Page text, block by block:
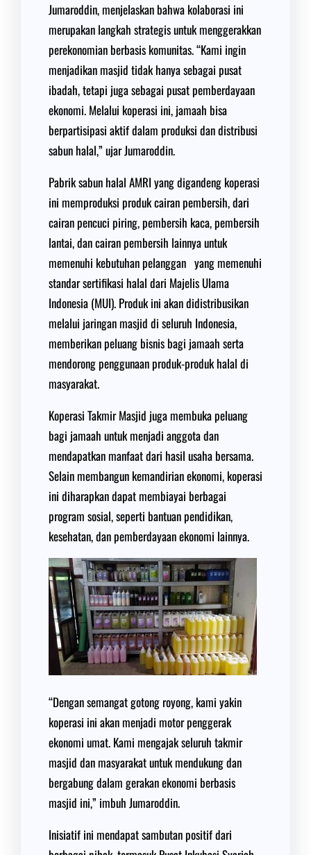
Jumaroddin, menjelaskan bahwa kolaborasi ini
merupakan langkah strategis untuk menggerakkan
perekonomian berbasis komunitas. “Kami ingin
menjadikan masjid tidak hanya sebagai pusat
ibadah, tetapi juga sebagai pusat pemberdayaan
ekonomi. Melalui koperasi ini, jamaah bisa
berpartisipasi aktif dalam produksi dan distribusi
sabun halal,” ujar Jumaroddin.
Pabrik sabun halal AMRI yang digandeng koperasi
ini memproduksi produk cairan pembersih, dari
cairan pencuci piring, pembersih kaca, pembersih
lantai, dan cairan pembersih lainnya untuk
memenuhi kebutuhan pelanggan yang memenuhi
standar sertifikasi halal dari Majelis Ulama
Indonesia (MUI). Produk ini akan didistribusikan
melalui jaringan masjid di seluruh Indonesia,
memberikan peluang bisnis bagi jamaah serta
mendorong penggunaan produk-produk halal di
masyarakat.
Koperasi Takmir Masjid juga membuka peluang
bagi jamaah untuk menjadi anggota dan
mendapatkan manfaat dari hasil usaha bersama.
Selain membangun kemandirian ekonomi, koperasi
ini diharapkan dapat membiayai berbagai
program sosial, seperti bantuan pendidikan,
kesehatan, dan pemberdayaan ekonomi lainnya.
“Dengan semangat gotong royong, kami yakin
koperasi ini akan menjadi motor penggerak
ekonomi umat. Kami mengajak seluruh takmir
masjid dan masyarakat untuk mendukung dan
bergabung dalam gerakan ekonomi berbasis
masjid ini,” imbuh Jumaroddin.
Inisiatif ini mendapat sambutan positif dari